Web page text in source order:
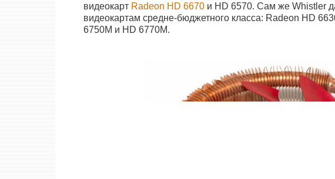
видеокарт Radeon HD 6670и HD 6570. Сам же Whistler
видеокартам средне-бюджетного класса: Radeon HD
6750M и HD 6770M.